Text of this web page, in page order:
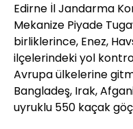
Edirne İl Jandarma
Mekanize Piyade
birliklerince, Enez,
ilçelerindeki yol
Avrupa ülkelerine
Bangladeş, Irak,
uyruklu 550 kaçak